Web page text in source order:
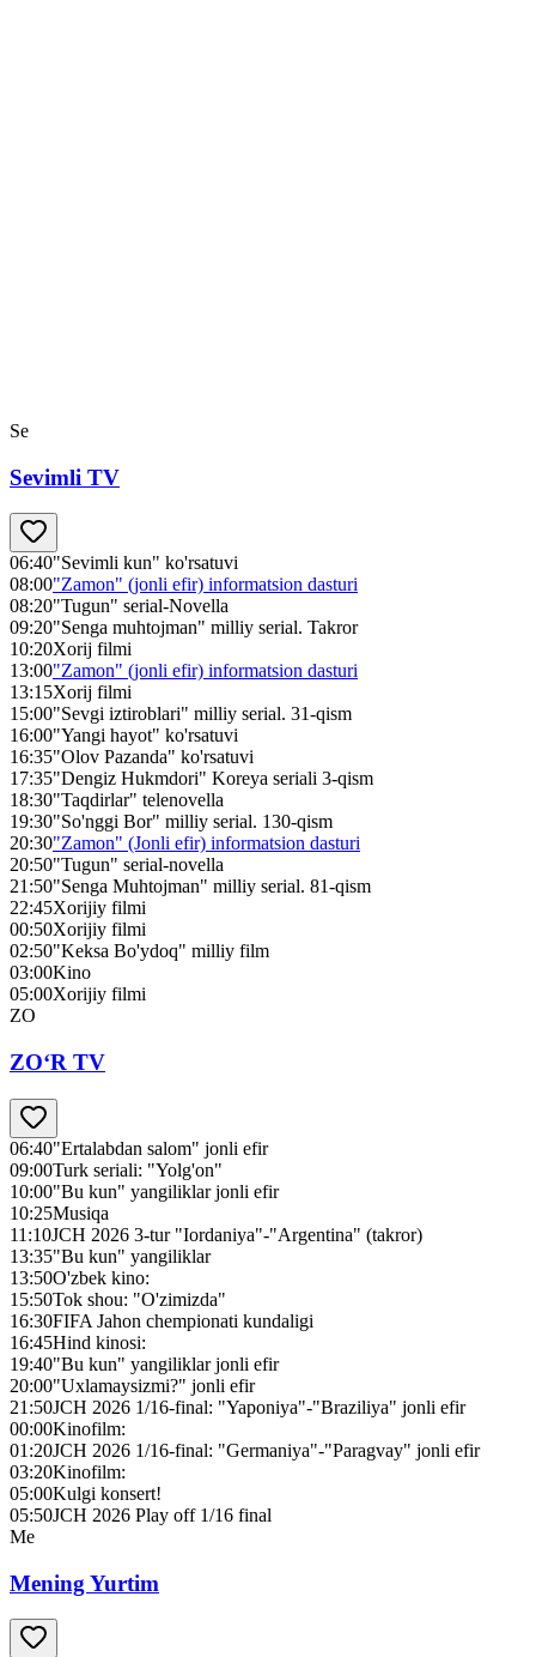
Se
Sevimli TV
06:40"Sevimli kun" ko'rsatuvi
08:00"Zamon" (jonli efir) informatsion dasturi
08:20"Tugun" serial-Novella
09:20"Senga muhtojman" milliy serial. Takror
10:20Xorij filmi
13:00"Zamon" (jonli efir) informatsion dasturi
13:15Xorij filmi
15:00"Sevgi iztiroblari" milliy serial. 31-qism
16:00"Yangi hayot" ko'rsatuvi
16:35"Olov Pazanda" ko'rsatuvi
17:35"Dengiz Hukmdori" Koreya seriali 3-qism
18:30"Taqdirlar" telenovella
19:30"So'nggi Bor" milliy serial. 130-qism
20:30"Zamon" (Jonli efir) informatsion dasturi
20:50"Tugun" serial-novella
21:50"Senga Muhtojman" milliy serial. 81-qism
22:45Xorijiy filmi
00:50Xorijiy filmi
02:50"Keksa Bo'ydoq" milliy film
03:00Kino
05:00Xorijiy filmi
ZO
ZO‘R TV
06:40"Ertalabdan salom" jonli efir
09:00Turk seriali: "Yolg'on"
10:00"Bu kun" yangiliklar jonli efir
10:25Musiqa
11:10JCH 2026 3-tur "Iordaniya"-"Argentina" (takror)
13:35"Bu kun" yangiliklar
13:50O'zbek kino:
15:50Tok shou: "O'zimizda"
16:30FIFA Jahon chempionati kundaligi
16:45Hind kinosi:
19:40"Bu kun" yangiliklar jonli efir
20:00"Uxlamaysizmi?" jonli efir
21:50JCH 2026 1/16-final: "Yaponiya"-"Braziliya" jonli efir
00:00Kinofilm:
01:20JCH 2026 1/16-final: "Germaniya"-"Paragvay" jonli efir
03:20Kinofilm:
05:00Kulgi konsert!
05:50JCH 2026 Play off 1/16 final
Me
Mening Yurtim